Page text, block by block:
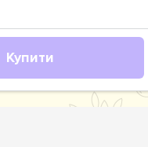
Купити